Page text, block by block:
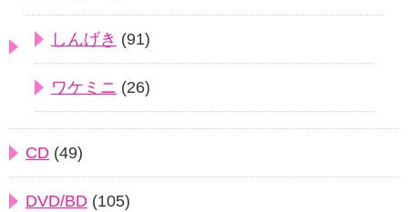
しんげき (91)
ワケミニ (26)
CD (49)
DVD/BD (105)